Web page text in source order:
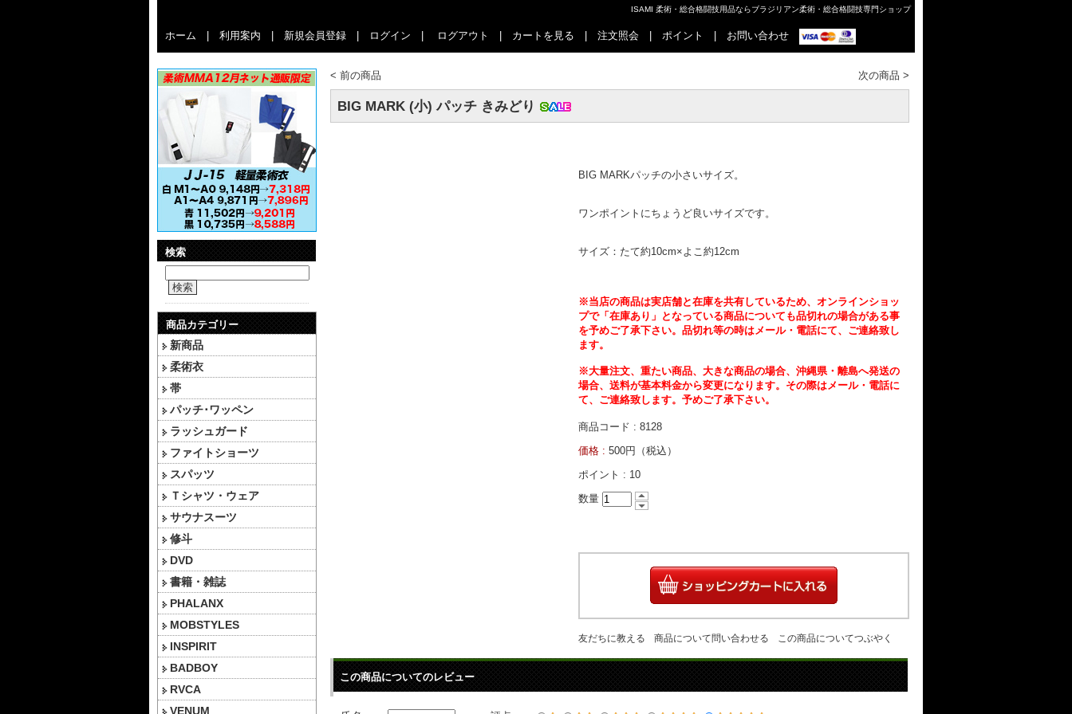
ISAMI 柔術・総合格闘技用品ならブラジリアン柔術・総合格闘技専門ショップ
ホーム 利用案内 新規会員登録 ログイン ログアウト カートを見る 注文照会 ポイント お問い合わせ
検索
検索
商品カテゴリー
新商品
柔術衣
帯
パッチ･ワッペン
ラッシュガード
ファイトショーツ
スパッツ
Ｔシャツ・ウェア
サウナスーツ
修斗
DVD
書籍・雑誌
PHALANX
MOBSTYLES
INSPIRIT
BADBOY
RVCA
VENUM
< 前の商品 次の商品 >
BIG MARK (小) パッチ きみどり
BIG MARKパッチの小さいサイズ。
ワンポイントにちょうど良いサイズです。
サイズ：たて約10cm×よこ約12cm
※当店の商品は実店舗と在庫を共有しているため、オンラインショッ
プで「在庫あり」となっている商品についても品切れの場合がある事
を予めご了承下さい。品切れ等の時はメール・電話にて、ご連絡致し
ます。
※大量注文、重たい商品、大きな商品の場合、沖縄県・離島へ発送の
場合、送料が基本料金から変更になります。その際はメール・電話に
て、ご連絡致します。予めご了承下さい。
商品コード : 8128
価格 : 500円（税込）
ポイント : 10
数量
友だちに教える 商品について問い合わせる この商品についてつぶやく
この商品についてのレビュー